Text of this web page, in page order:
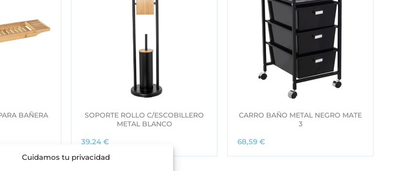
Cuidamos tu privacidad
BAÑERA
SOPORTE ROLLO C/ESCOBILLERO
METAL BLANCO
39,24 €
CARRO BAÑO METAL NEGRO MATE
3
68,59 €